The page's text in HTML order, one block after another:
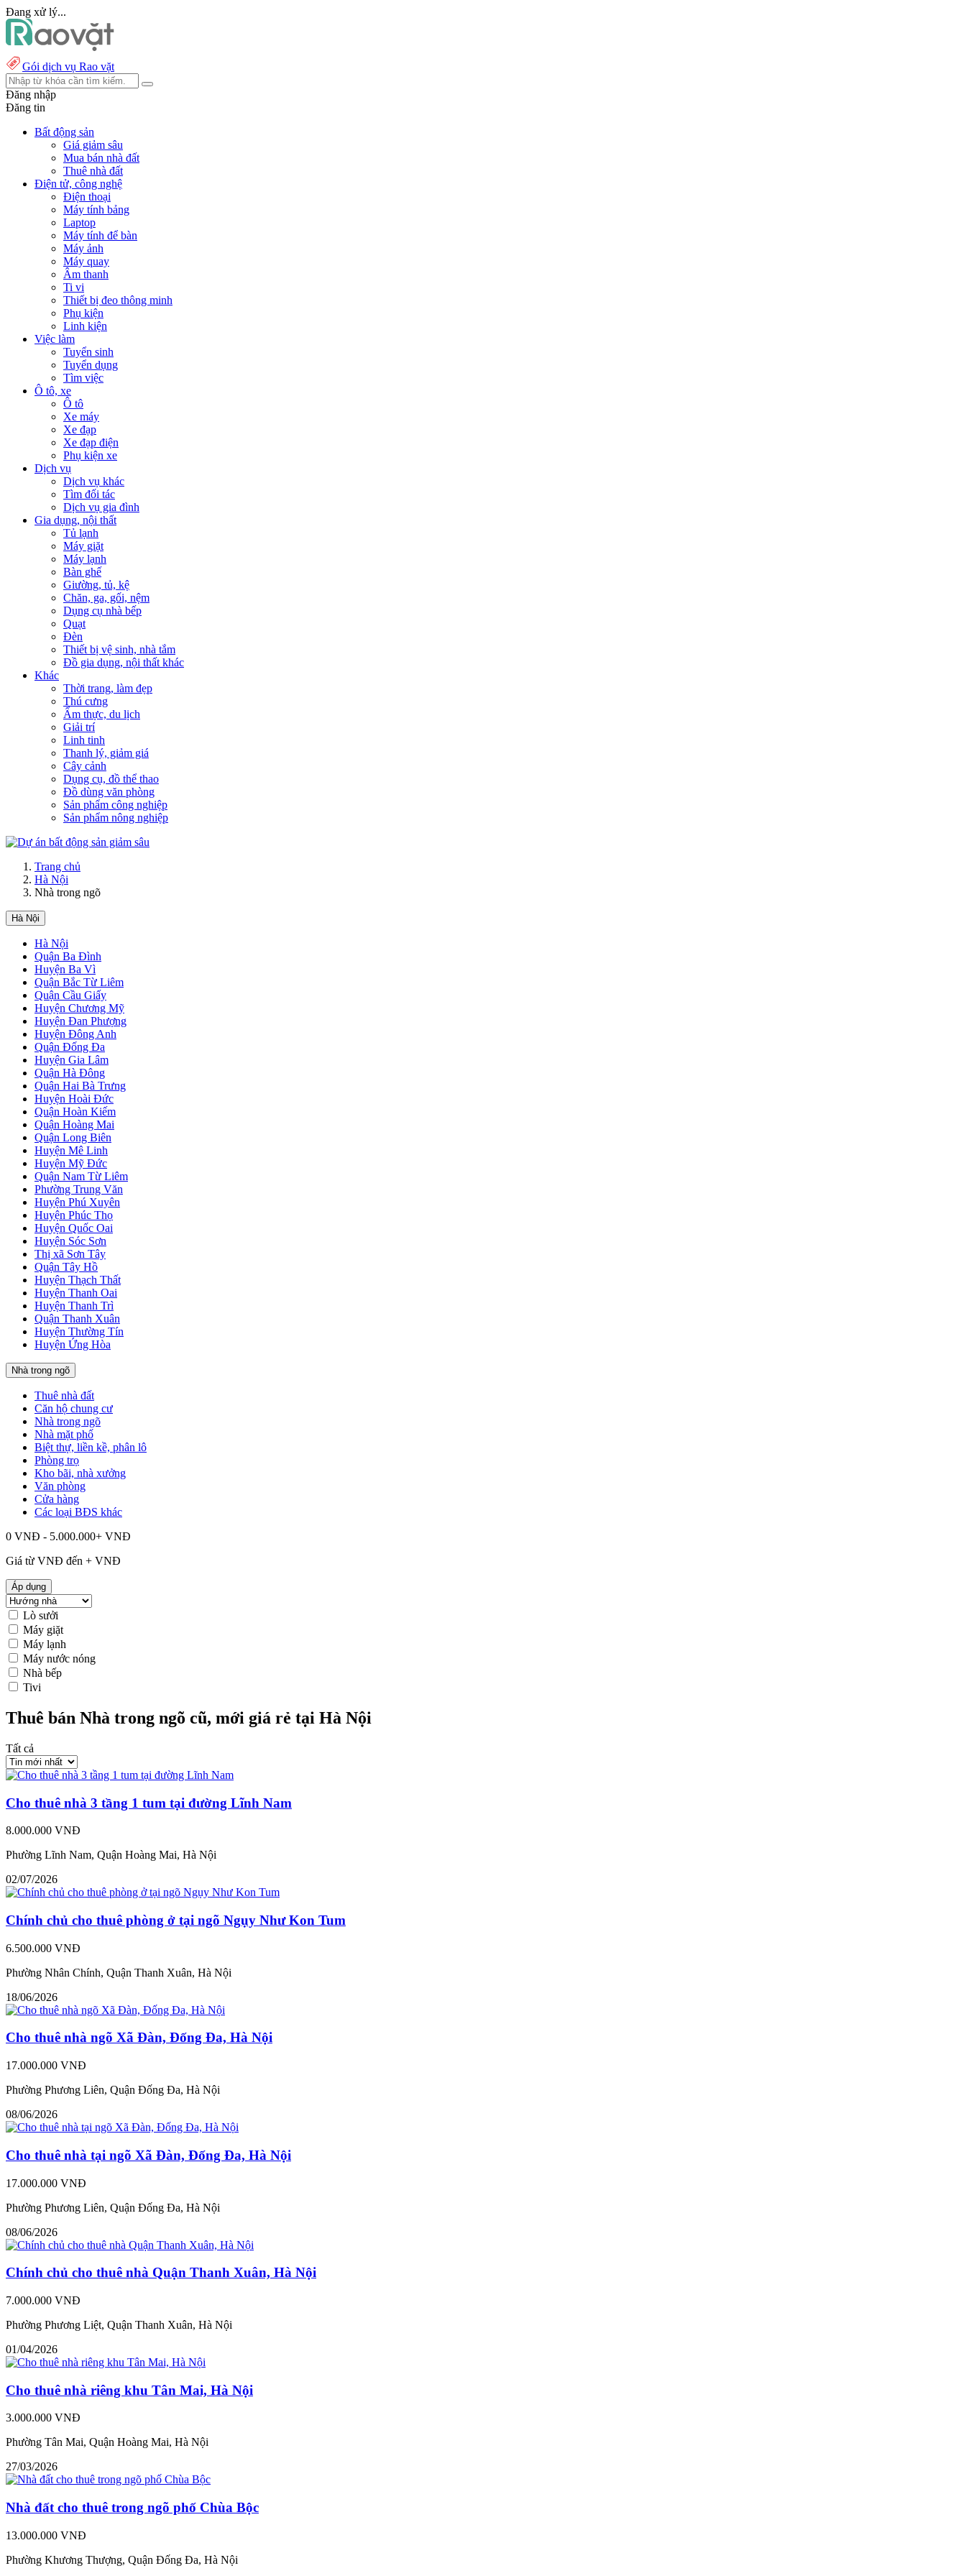
Đang xử lý...
Gói dịch vụ Rao vặt
Đăng nhập
Đăng tin
Bất động sản
Giá giảm sâu
Mua bán nhà đất
Thuê nhà đất
Điện tử, công nghệ
Điện thoại
Máy tính bảng
Laptop
Máy tính để bàn
Máy ảnh
Máy quay
Âm thanh
Ti vi
Thiết bị đeo thông minh
Phụ kiện
Linh kiện
Việc làm
Tuyển sinh
Tuyển dụng
Tìm việc
Ô tô, xe
Ô tô
Xe máy
Xe đạp
Xe đạp điện
Phụ kiện xe
Dịch vụ
Dịch vụ khác
Tìm đối tác
Dịch vụ gia đình
Gia dụng, nội thất
Tủ lạnh
Máy giặt
Máy lạnh
Bàn ghế
Giường, tủ, kệ
Chăn, ga, gối, nệm
Dụng cụ nhà bếp
Quạt
Đèn
Thiết bị vệ sinh, nhà tắm
Đồ gia dụng, nội thất khác
Khác
Thời trang, làm đẹp
Thú cưng
Ẩm thực, du lịch
Giải trí
Linh tinh
Thanh lý, giảm giá
Cây cảnh
Dụng cụ, đồ thể thao
Đồ dùng văn phòng
Sản phẩm công nghiệp
Sản phẩm nông nghiệp
Trang chủ
Hà Nội
Nhà trong ngõ
Hà Nội
Hà Nội
Quận Ba Đình
Huyện Ba Vì
Quận Bắc Từ Liêm
Quận Cầu Giấy
Huyện Chương Mỹ
Huyện Đan Phượng
Huyện Đông Anh
Quận Đống Đa
Huyện Gia Lâm
Quận Hà Đông
Quận Hai Bà Trưng
Huyện Hoài Đức
Quận Hoàn Kiếm
Quận Hoàng Mai
Quận Long Biên
Huyện Mê Linh
Huyện Mỹ Đức
Quận Nam Từ Liêm
Phường Trung Văn
Huyện Phú Xuyên
Huyện Phúc Thọ
Huyện Quốc Oai
Huyện Sóc Sơn
Thị xã Sơn Tây
Quận Tây Hồ
Huyện Thạch Thất
Huyện Thanh Oai
Huyện Thanh Trì
Quận Thanh Xuân
Huyện Thường Tín
Huyện Ứng Hòa
Nhà trong ngõ
Thuê nhà đất
Căn hộ chung cư
Nhà trong ngõ
Nhà mặt phố
Biệt thự, liền kề, phân lô
Phòng trọ
Kho bãi, nhà xưởng
Văn phòng
Cửa hàng
Các loại BĐS khác
0 VNĐ - 5.000.000+ VNĐ
Giá từ VNĐ đến + VNĐ
Áp dụng
Lò sưởi
Máy giặt
Máy lạnh
Máy nước nóng
Nhà bếp
Tivi
Thuê bán Nhà trong ngõ cũ, mới giá rẻ tại Hà Nội
Tất cả
Cho thuê nhà 3 tầng 1 tum tại đường Lĩnh Nam
8.000.000 VNĐ
Phường Lĩnh Nam, Quận Hoàng Mai, Hà Nội
02/07/2026
Chính chủ cho thuê phòng ở tại ngõ Ngụy Như Kon Tum
6.500.000 VNĐ
Phường Nhân Chính, Quận Thanh Xuân, Hà Nội
18/06/2026
Cho thuê nhà ngõ Xã Đàn, Đống Đa, Hà Nội
17.000.000 VNĐ
Phường Phương Liên, Quận Đống Đa, Hà Nội
08/06/2026
Cho thuê nhà tại ngõ Xã Đàn, Đống Đa, Hà Nội
17.000.000 VNĐ
Phường Phương Liên, Quận Đống Đa, Hà Nội
08/06/2026
Chính chủ cho thuê nhà Quận Thanh Xuân, Hà Nội
7.000.000 VNĐ
Phường Phương Liệt, Quận Thanh Xuân, Hà Nội
01/04/2026
Cho thuê nhà riêng khu Tân Mai, Hà Nội
3.000.000 VNĐ
Phường Tân Mai, Quận Hoàng Mai, Hà Nội
27/03/2026
Nhà đất cho thuê trong ngõ phố Chùa Bộc
13.000.000 VNĐ
Phường Khương Thượng, Quận Đống Đa, Hà Nội